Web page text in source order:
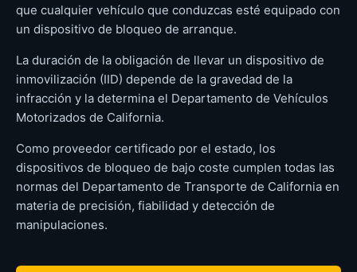
que cualquier vehículo que conduzcas esté equipado con
un dispositivo de bloqueo de arranque.
La duración de la obligación de llevar un dispositivo de
inmovilización (IID) depende de la gravedad de la
infracción y la determina el Departamento de Vehículos
Motorizados de California.
Como proveedor certificado por el estado, los
dispositivos de bloqueo de bajo coste cumplen todas las
normas del Departamento de Transporte de California en
materia de precisión, fiabilidad y detección de
manipulaciones.